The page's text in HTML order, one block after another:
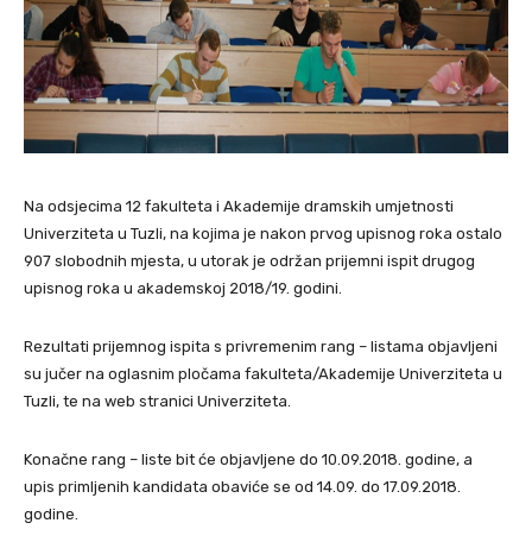
Na odsjecima 12 fakulteta i Akademije dramskih umjetnosti
Univerziteta u Tuzli, na kojima je nakon prvog upisnog roka ostalo
907 slobodnih mjesta, u utorak je održan prijemni ispit drugog
upisnog roka u akademskoj 2018/19. godini.
Rezultati prijemnog ispita s privremenim rang – listama objavljeni
su jučer na oglasnim pločama fakulteta/Akademije Univerziteta u
Tuzli, te na web stranici Univerziteta.
Konačne rang – liste bit će objavljene do 10.09.2018. godine, a
upis primljenih kandidata obaviće se od 14.09. do 17.09.2018.
godine.